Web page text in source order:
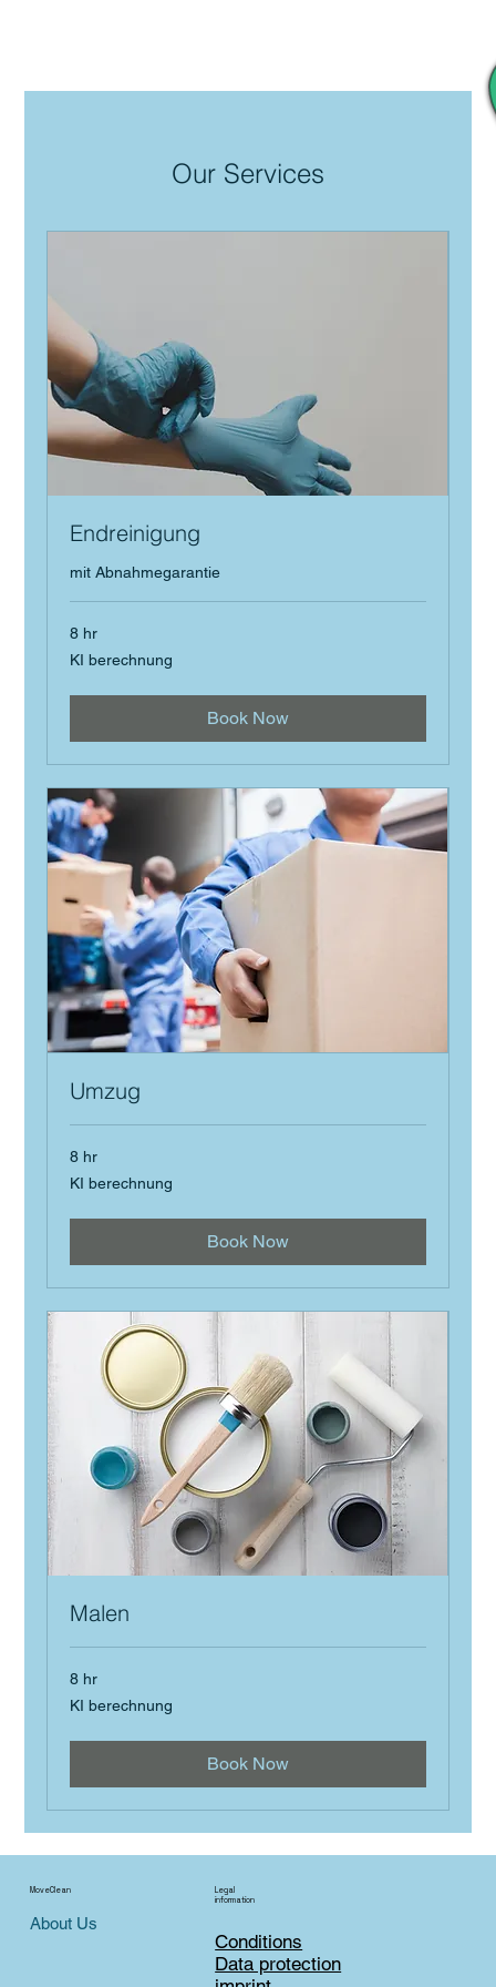
Our Services
Endreinigung
mit Abnahmegarantie
8 hr
KI
berechnung
KI berechnung
Book Now
Umzug
8 hr
KI
berechnung
KI berechnung
Book Now
Malen
8 hr
KI
berechnung
KI berechnung
Book Now
About Us
MoveClean
Legal
information
Data protection
Conditions